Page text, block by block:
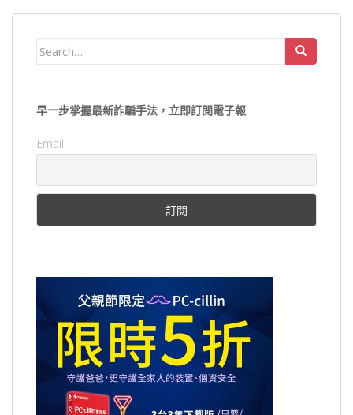
Search
早一步掌握最新詐騙手法，立即訂閱電子報
Email